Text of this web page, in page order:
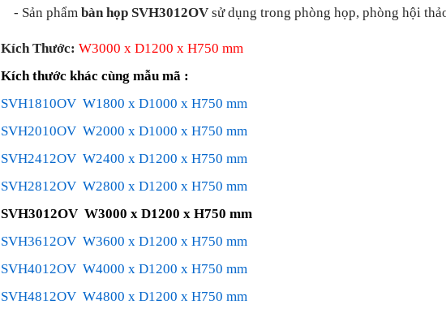
- Sản phẩm bàn họp SVH3012OV sử dụng trong phòng họp, phòng hội
Kích Thước: W3000 x D1200 x H750 mm
Kích thước khác cùng mẫu mã :
SVH1810OV W1800 x D1000 x H750 mm
SVH2010OV W2000 x D1000 x H750 mm
SVH2412OV W2400 x D1200 x H750 mm
SVH2812OV W2800 x D1200 x H750 mm
SVH3012OV W3000 x D1200 x H750 mm
SVH3612OV W3600 x D1200 x H750 mm
SVH4012OV W4000 x D1200 x H750 mm
SVH4812OV W4800 x D1200 x H750 mm